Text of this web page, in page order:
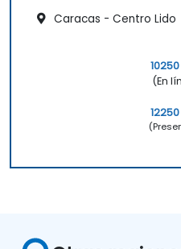
Caracas - Centro Lido
10250
(En
12250